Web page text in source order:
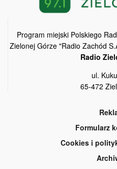
Program miejski Polskiego
Zielonej Górze "Radio Zachód
Radio
ul.
65-472
Formularz
Cookies i